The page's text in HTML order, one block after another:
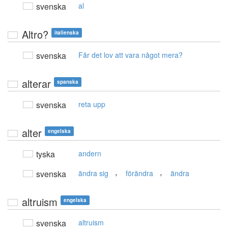
svenska al
Altro? italienska
svenska Får det lov att vara något mera?
alterar spanska
svenska reta upp
alter engelska
tyska andern
svenska ändra sig , förändra , ändra
altruism engelska
svenska altruism